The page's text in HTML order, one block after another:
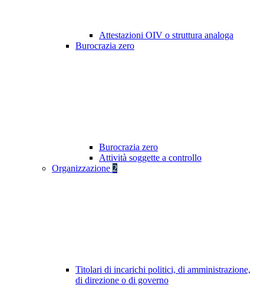
Attestazioni OIV o struttura analoga
Burocrazia zero
Burocrazia zero
Attività soggette a controllo
Organizzazione 2
Titolari di incarichi politici, di amministrazione,
di direzione o di governo